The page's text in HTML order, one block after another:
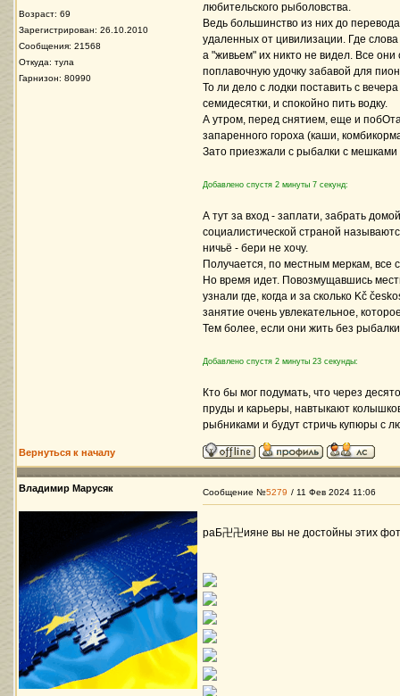
Возраст: 69
Зарегистрирован: 26.10.2010
Сообщения: 21568
Откуда: тула
Гарнизон: 80990
любительского рыболовства.
Ведь большинство из них до
удаленных от цивилизации. Где
а "живьем" их никто не видел. Все
поплавочную удочку забавой для
То ли дело с лодки поставить с
семидесятки, и спокойно пить водку.
А утром, перед снятием, еще и
запаренного гороха (каши,
Зато приезжали с рыбалки с
Добавлено спустя 2 минуты 7 секунд:
А тут за вход - заплати, забрать
социалистической страной
ничьё - бери не хочу.
Получается, по местным меркам, все
Но время идет. Повозмущавшись
узнали где, когда и за сколько Kč
занятие очень увлекательное,
Тем более, если они жить без рыбалки
Добавлено спустя 2 минуты 23 секунды:
Кто бы мог подумать, что через
пруды и карьеры, навтыкают
рыбниками и будут стричь купюры с
Вернуться к началу
Владимир Марусяк Сообщение №5279 / 11 Фев 2024 11:06
раБ卍卍ияне вы не достойны этих